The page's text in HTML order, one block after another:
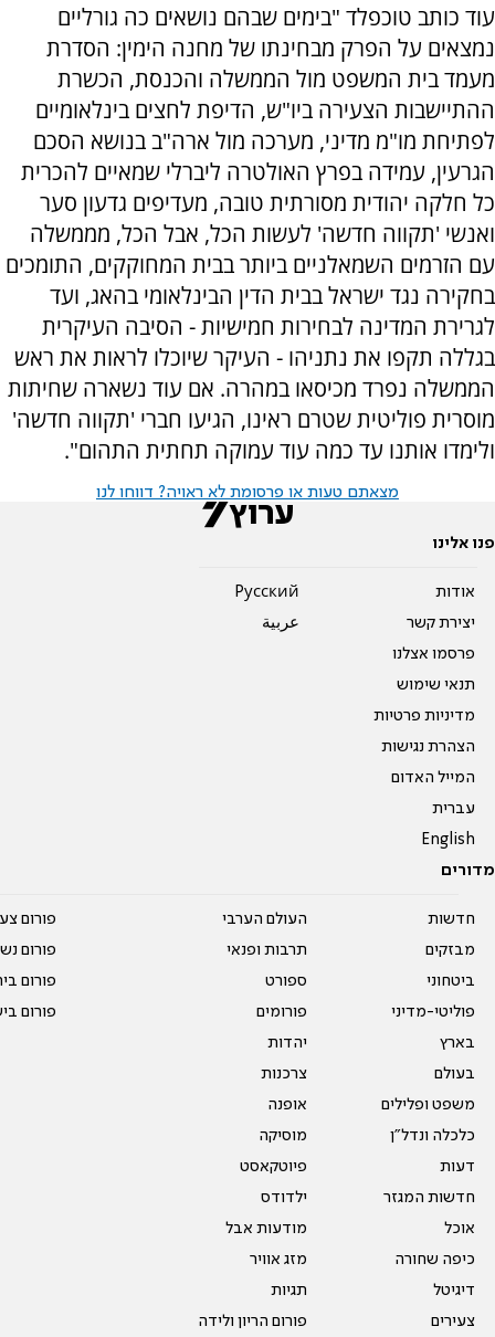
עוד כותב טוכפלד "בימים שבהם נושאים כה גורליים
נמצאים על הפרק מבחינתו של מחנה הימין: הסדרת
מעמד בית המשפט מול הממשלה והכנסת, הכשרת
ההתיישבות הצעירה ביו"ש, הדיפת לחצים בינלאומיים
לפתיחת מו"מ מדיני, מערכה מול ארה"ב בנושא הסכם
הגרעין, עמידה בפרץ האולטרה ליברלי שמאיים להכרית
כל חלקה יהודית מסורתית טובה, מעדיפים גדעון סער
ואנשי 'תקווה חדשה' לעשות הכל, אבל הכל, מממשלה
עם הזרמים השמאלניים ביותר בבית המחוקקים, התומכים
בחקירה נגד ישראל בבית הדין הבינלאומי בהאג, ועד
לגרירת המדינה לבחירות חמישיות - הסיבה העיקרית
בגללה תקפו את נתניהו - העיקר שיוכלו לראות את ראש
הממשלה נפרד מכיסאו במהרה. אם עוד נשארה שחיתות
מוסרית פוליטית שטרם ראינו, הגיעו חברי 'תקווה חדשה'
ולימדו אותנו עד כמה עוד עמוקה תחתית התהום".
מצאתם טעות או פרסומת לא ראויה? דווחו לנו
פנו אלינו
אודות
יצירת קשר
פרסמו אצלנו
תנאי שימוש
מדיניות פרטיות
הצהרת נגישות
המייל האדום
עברית
English
Pусский
عربية
מדורים
חדשות
מבזקים
ביטחוני
פוליטי-מדיני
בארץ
בעולם
משפט ופלילים
כלכלה ונדל"ן
דעות
חדשות המגזר
אוכל
כיפה שחורה
דיגיטל
צעירים
העולם הערבי
תרבות ופנאי
ספורט
פורומים
יהדות
צרכנות
אופנה
מוסיקה
פיוטקאסט
ילדודס
מודעות אבל
מזג אוויר
תגיות
פורום הריון ולידה
פורום
פורום
פורום
פורום